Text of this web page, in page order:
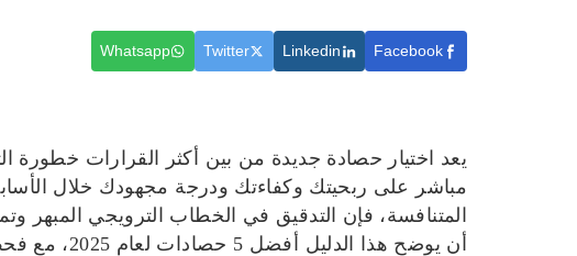
Facebook
Linkedin
Twitter
Whatsapp
يعد اختيار حصادة جديدة من بين أكثر القرارات خطورة
مباشر على ربحيتك وكفاءتك ودرجة مجهودك خلال
المتنافسة، فإن التدقيق في الخطاب الترويجي
أن يوضح